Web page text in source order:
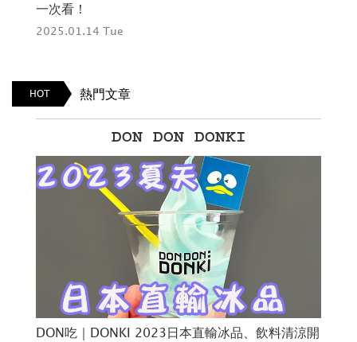
一次看！
2025.01.14 Tue
HOT 熱門文章
DON DON DONKI
DON吃｜DONKI 2023日本直輸冰品、飲料清涼開